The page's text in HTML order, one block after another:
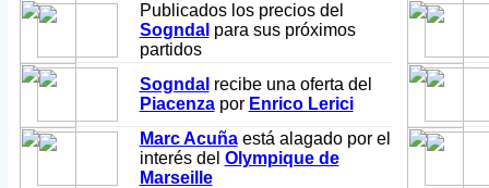
Publicados los precios del
Sogndal para sus próximos
partidos
Sogndal recibe una oferta del
Piacenzapor Enrico Lerici
Marc Acuñaestá alagado por el
interés del Olympique de
Marseille